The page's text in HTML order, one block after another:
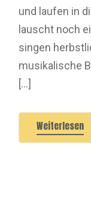
und laufen in
lauscht noch
singen
musikalische
[…]
Weiterlesen